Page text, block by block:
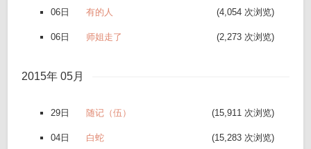
06日 有的人 (4,054 次浏览)
06日 师姐走了 (2,273 次浏览)
2015年 05月
29日 随记（伍） (15,911 次浏览)
04日 白蛇 (15,283 次浏览)